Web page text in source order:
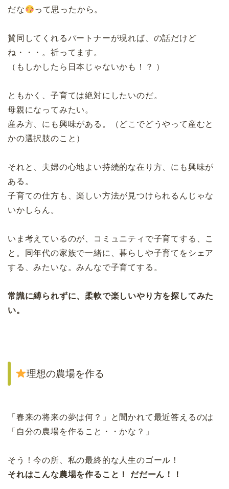
だな
って思ったから。
賛同してくれるパートナーが現れば、の話だけど
ね・・・。祈ってます。
（もしかしたら日本じゃないかも！？ ）
ともかく、子育ては絶対にしたいのだ。
母親になってみたい。
産み方、にも興味がある。（どこでどうやって産むと
かの選択肢のこと）
それと、夫婦の心地よい持続的な在り方、にも興味が
ある。
子育ての仕方も、楽しい方法が見つけられるんじゃな
いかしらん。
いま考えているのが、コミュニティで子育てする、こ
と。同年代の家族で一緒に、暮らしや子育てをシェア
する、みたいな。みんなで子育てする。
常識に縛られずに、柔軟で楽しいやり方を探してみた
い。
理想の農場を作る
「春来の将来の夢は何？」と聞かれて最近答えるのは
「自分の農場を作ること・・かな？」
そう！今の所、私の最終的な人生のゴール！
それはこんな農場を作ること！ だだーん！！